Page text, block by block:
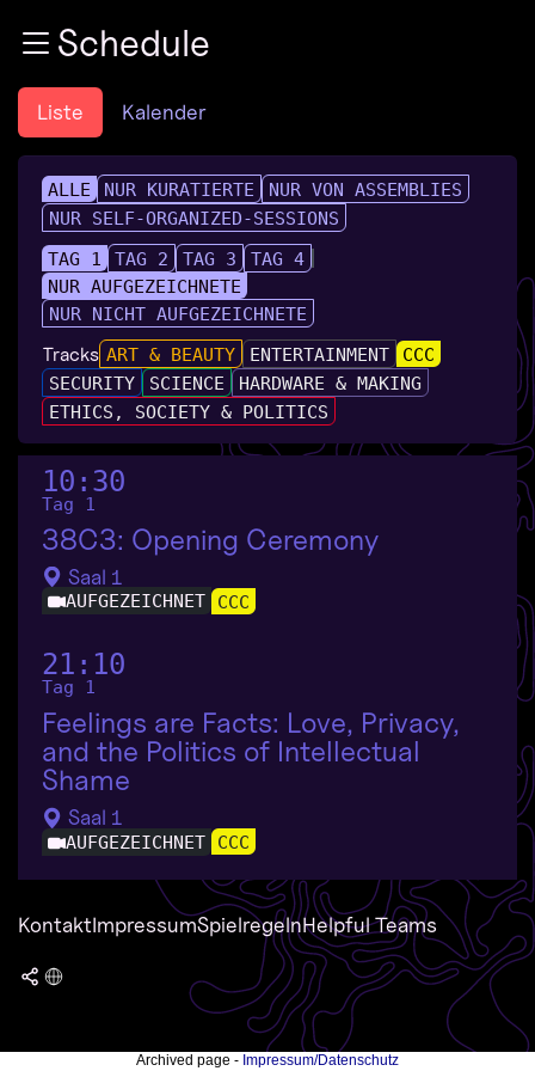
Zum InhaltSchedule
Liste Kalender
ALLE NUR KURATIERTE
NUR VON ASSEMBLIES
NUR SELF-ORGANIZED-SESSIONS
TAG 1
TAG 2 TAG 3
TAG 4
NUR AUFGEZEICHNETE
NUR NICHT AUFGEZEICHNETE
Tracks ART & BEAUTY ENTERTAINMENT
CCC
SECURITY
SCIENCE
HARDWARE & MAKING
ETHICS, SOCIETY & POLITICS
10:30
Tag 1
38C3: Opening Ceremony
Saal 1
AUFGEZEICHNET CCC
21:10
Tag 1
Feelings are Facts: Love, Privacy,
and the Politics of Intellectual
Shame
Saal 1
AUFGEZEICHNET CCC
KontaktImpressumSpielregelnHelpful Teams
Archived page - Impressum/Datenschutz